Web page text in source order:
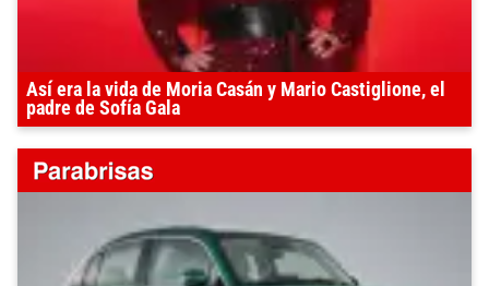
Así era la vida de Moria Casán y Mario Castiglione, el
padre de Sofía Gala